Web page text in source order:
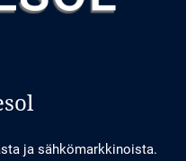
ja sähkömarkkinoista.